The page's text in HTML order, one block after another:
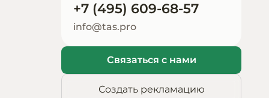
+7 (495) 609-68-57
info@tas.pro
Связаться с нами
Создать рекламацию